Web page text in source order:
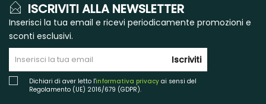
ISCRIVITI ALLA NEWSLETTER
Inserisci la tua email e ricevi periodicamente promozioni e
sconti esclusivi.
Iscriviti
Dichiari di aver letto l'informativa privacy ai sensi del
Regolamento (UE) 2016/679 (GDPR).